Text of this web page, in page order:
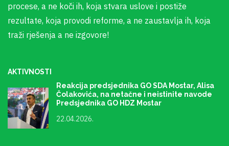
procese, a ne koči ih, koja stvara uslove i postiže
rezultate, koja provodi reforme, a ne zaustavlja ih, koja
traži rješenja a ne izgovore!
AKTIVNOSTI
Reakcija predsjednika GO SDA Mostar, Alisa
Čolakovića, na netačne i neistinite navode
Predsjednika GO HDZ Mostar
22.04.2026.